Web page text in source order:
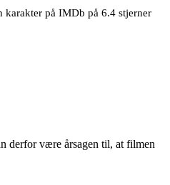
på IMDb på 6.4 stjerner
derfor være årsagen til, at filmen